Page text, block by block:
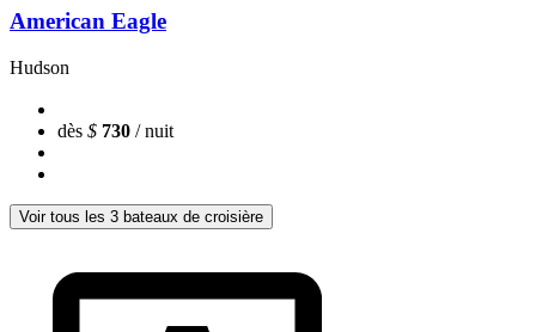
American Eagle
Hudson
dès $ 730 / nuit
Voir tous les 3 bateaux de croisière